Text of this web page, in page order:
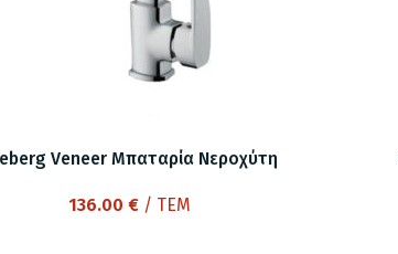
Veneer Μπαταρία Νεροχύτη
136.00€ / ΤΕΜ